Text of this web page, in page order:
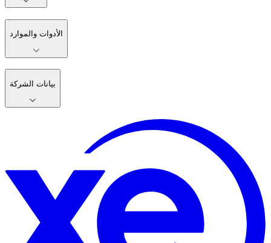
الأدوات والموارد
بيانات الشركة